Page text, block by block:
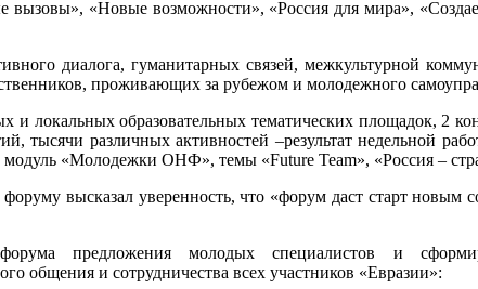
«Новые возможности», «Россия для мира»,
диалога, гуманитарных связей, межкультурной
проживающих за рубежом и молодежного
и локальных образовательных тематических площадок, 2
тысячи различных активностей –результат недельной
«Молодежки ОНФ», темы «Future Team», «Россия –
высказал уверенность, что «форум даст старт новым
предложения молодых специалистов и
общения и сотрудничества всех участников «Евразии»: